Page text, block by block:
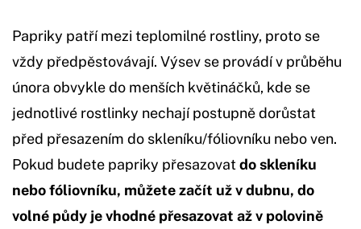
Papriky patří mezi teplomilné rostliny, proto se
vždy předpěstovávají. Výsev se provádí v průběhu
února obvykle do menších květináčků, kde se
jednotlivé rostlinky nechají postupně dorůstat
před přesazením do skleníku/fóliovníku nebo ven.
Pokud budete papriky přesazovatdo skleníku
nebo fóliovníku, můžete začít už v dubnu, do
volné půdy je vhodné přesazovat až v polovině